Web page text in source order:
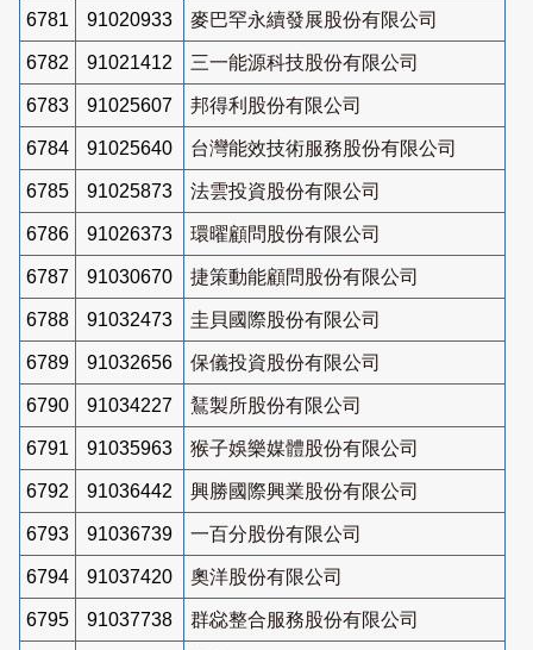
6781 91020933 麥巴罕永續發展股份有限公司
6782 91021412 三一能源科技股份有限公司
6783 91025607 邦得利股份有限公司
6784 91025640 台灣能效技術服務股份有限公司
6785 91025873 法雲投資股份有限公司
6786 91026373 環曜顧問股份有限公司
6787 91030670 捷策動能顧問股份有限公司
6788 91032473 圭貝國際股份有限公司
6789 91032656 保儀投資股份有限公司
6790 91034227 鵟製所股份有限公司
6791 91035963 猴子娛樂媒體股份有限公司
6792 91036442 興勝國際興業股份有限公司
6793 91036739 一百分股份有限公司
6794 91037420 奧洋股份有限公司
6795 91037738 群惢整合服務股份有限公司